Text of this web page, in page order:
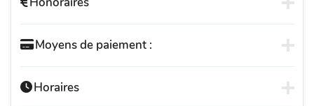
Moyens de paiement :
Horaires